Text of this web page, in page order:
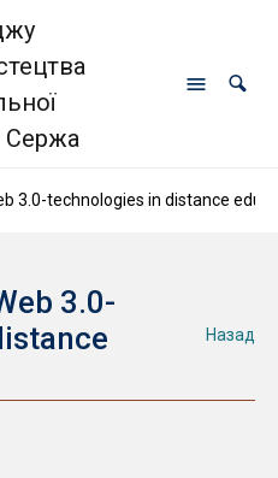
3.0-technologies in distance
3.0-
Назад